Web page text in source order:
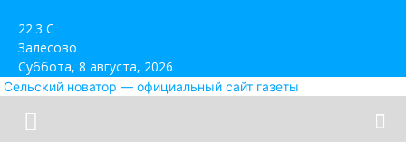
22.3 C
Залесово
Суббота, 8 августа, 2026
Сельский новатор — официальный сайт газеты